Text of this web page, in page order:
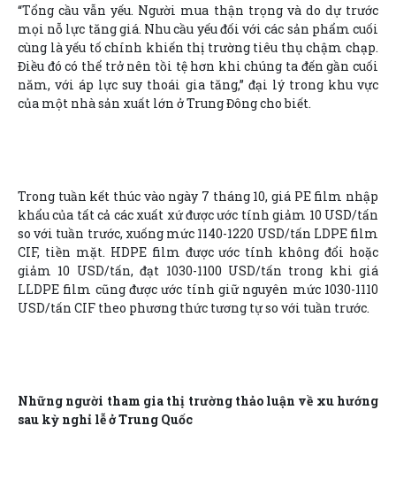
“Tổng cầu vẫn yếu. Người mua thận trọng và do dự trước
mọi nỗ lực tăng giá. Nhu cầu yếu đối với các sản phẩm cuối
cùng là yếu tố chính khiến thị trường tiêu thụ chậm chạp.
Điều đó có thể trở nên tồi tệ hơn khi chúng ta đến gần cuối
năm, với áp lực suy thoái gia tăng,” đại lý trong khu vực
của một nhà sản xuất lớn ở Trung Đông cho biết.
Trong tuần kết thúc vào ngày 7 tháng 10, giá PE film nhập
khẩu của tất cả các xuất xứ được ước tính giảm 10 USD/tấn
so với tuần trước, xuống mức 1140-1220 USD/tấn LDPE film
CIF, tiền mặt. HDPE film được ước tính không đổi hoặc
giảm 10 USD/tấn, đạt 1030-1100 USD/tấn trong khi giá
LLDPE film cũng được ước tính giữ nguyên mức 1030-1110
USD/tấn CIF theo phương thức tương tự so với tuần trước.
Những người tham gia thị trường thảo luận về xu hướng
sau kỳ nghỉ lễ ở Trung Quốc